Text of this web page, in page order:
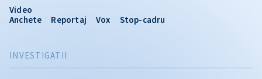
INVESTIGATII
Video
Anchete
Reportaj Vox Stop-cadru